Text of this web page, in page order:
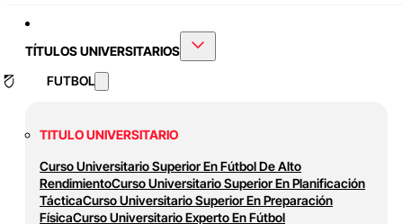
TÍTULOS UNIVERSITARIOS
FUTBOL
TITULO UNIVERSITARIO
Curso Universitario Superior En Fútbol De Alto
RendimientoCurso Universitario Superior En Planificación
TácticaCurso Universitario Superior En Preparación
FísicaCurso Universitario Experto En Fútbol